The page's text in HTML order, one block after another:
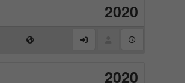
2020
2020